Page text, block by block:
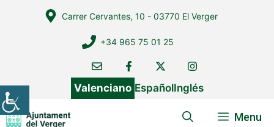
Carrer Cervantes, 10 - 03770 El Verger
+34 965 75 01 25
Valenciano EspañolInglés
Menu